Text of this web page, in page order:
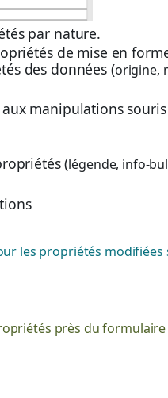
par nature.
de mise en
des données (origine,
manipulations
(légende, info-
les propriétés
près du